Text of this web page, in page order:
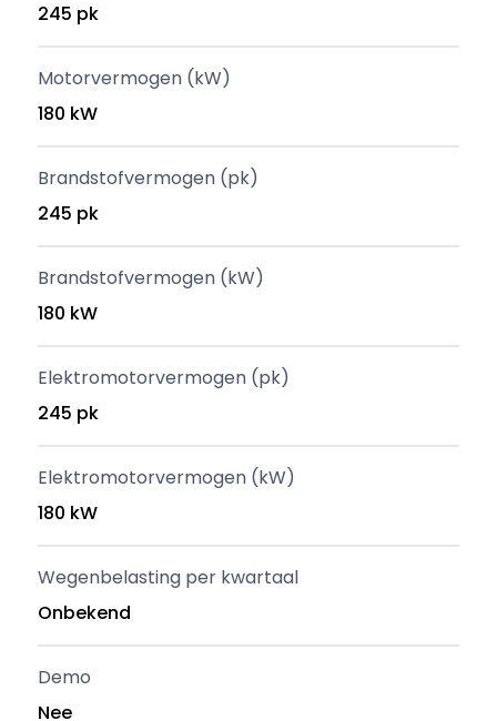
245 pk
Motorvermogen (kW)
180 kW
Brandstofvermogen (pk)
245 pk
Brandstofvermogen (kW)
180 kW
Elektromotorvermogen (pk)
245 pk
Elektromotorvermogen (kW)
180 kW
Wegenbelasting per kwartaal
Onbekend
Demo
Nee